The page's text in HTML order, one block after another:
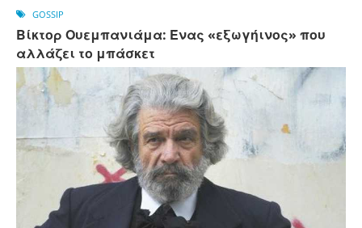
GOSSIP
Βίκτορ Ουεμπανιάμα: Ένας «εξωγήινος» που
αλλάζει το μπάσκετ